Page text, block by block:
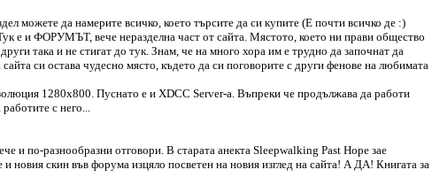
можете да намерите всичко, което търсите да си купите (Е почти всичко де :)
е и ФОРУМЪТ, вече неразделна част от сайта. Мястото, което ни прави общество
така и не стигат до тук. Знам, че на много хора им е трудно да започнат да
си остава чудесно място, където да си поговорите с други фенове на любимата
1280х800. Пуснато е и XDCC Server-a. Въпреки че продължава да работи
с него...
и по-разнообразни отговори. В старата анекта Sleepwalking Past Hope зае
скин във форума изцяло посветен на новия изглед на сайта! А ДА! Книгата за